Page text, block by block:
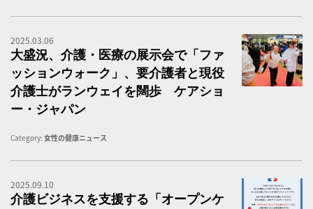
2025.03.06
大盛況、介護・医療の展示会で「ファ
ッションウォーク」、要介護者と現役
介護士がランウェイを闊歩 ケアショ
ー・ジャパン
Category: 女性の健康ニュース
2025.09.10
介護ビジネスを支援する「オープンケ